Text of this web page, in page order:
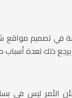
ذلك لعدة أسباب
الأمر ليس في